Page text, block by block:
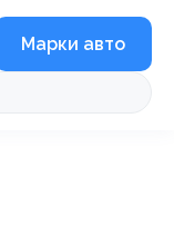
Марки авто